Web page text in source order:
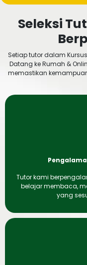
Seleksi
Setiap tutor dalam
Datang ke Rumah &
memastikan
Tutor kami
belajar membaca,
yang